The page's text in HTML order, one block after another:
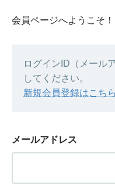
会員ページへようこそ！
ログインID（メール
してください。
新規会員登録はこちら
メールアドレス